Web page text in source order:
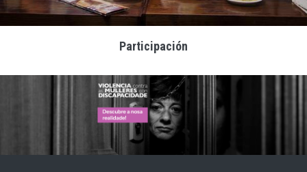
Participación